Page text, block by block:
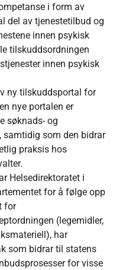
i form av
del av tjenestetilbud og
innen psykisk
tilskuddsordningen
innen psykisk
ny tilskuddsportal for
nye portalen er
søknads- og
samtidig som den bidrar
praksis hos
Helsedirektoratet i
for å følge opp
for
(legemidler,
har
som bidrar til statens
for visse